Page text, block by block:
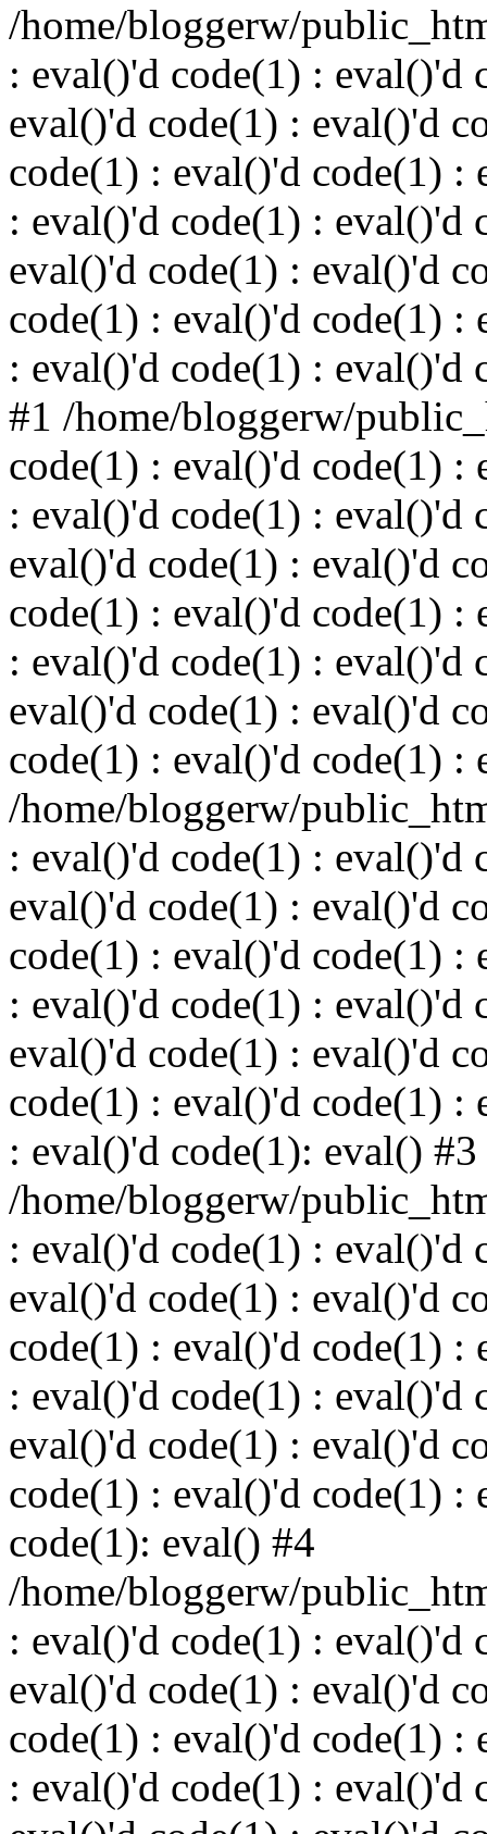
/home/bloggerw/
: eval()'d code(1) : eval()'d
eval()'d code(1) : eval()'d
code(1) : eval()'d code(1) :
: eval()'d code(1) : eval()'d
eval()'d code(1) : eval()'d
code(1) : eval()'d code(1) :
: eval()'d code(1) : eval()'d
#1 /home/bloggerw/
code(1) : eval()'d code(1) :
: eval()'d code(1) : eval()'d
eval()'d code(1) : eval()'d
code(1) : eval()'d code(1) :
: eval()'d code(1) : eval()'d
eval()'d code(1) : eval()'d
code(1) : eval()'d code(1) :
/home/bloggerw/
: eval()'d code(1) : eval()'d
eval()'d code(1) : eval()'d
code(1) : eval()'d code(1) :
: eval()'d code(1) : eval()'d
eval()'d code(1) : eval()'d
code(1) : eval()'d code(1) :
: eval()'d code(1): eval() #3
/home/bloggerw/
: eval()'d code(1) : eval()'d
eval()'d code(1) : eval()'d
code(1) : eval()'d code(1) :
: eval()'d code(1) : eval()'d
eval()'d code(1) : eval()'d
code(1) : eval()'d code(1) :
code(1): eval() #4
/home/bloggerw/
: eval()'d code(1) : eval()'d
eval()'d code(1) : eval()'d
code(1) : eval()'d code(1) :
: eval()'d code(1) : eval()'d